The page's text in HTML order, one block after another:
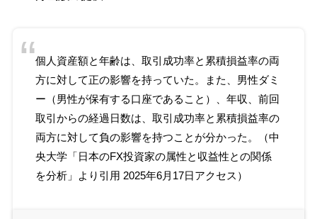
個人資産額と年齢は、取引成功率と累積損益率の両
方に対して正の影響を持っていた。また、男性ダミ
ー（男性が保有する口座であること）、年収、前回
取引からの経過日数は、取引成功率と累積損益率の
両方に対して負の影響を持つことが分かった。（中
央大学「日本のFX投資家の属性と収益性との関係
を分析」より引用 2025年6月17日アクセス）